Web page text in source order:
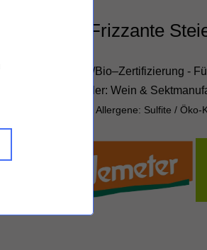
d'Orange Frizzante
EU–Öko/Bio–Zertifizierung -
Hersteller: Wein &
Allergene: Sulfite / Öko-